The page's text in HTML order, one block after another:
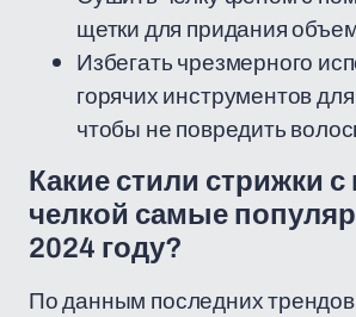
щетки для придания
Избегать чрезмерного
горячих инструментов
чтобы не повредить
Какие стили стрижки с
челкой самые
2024 году?
По данным последних